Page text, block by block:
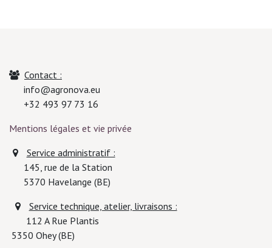
Contact :
info@agronova.eu
+32 493 97 73 16
Mentions légales et vie privée
Service administratif :
145, rue de la Station
5370 Havelange (BE)
Service technique, atelier, livraisons :
112 A Rue Plantis
5350 Ohey (BE)